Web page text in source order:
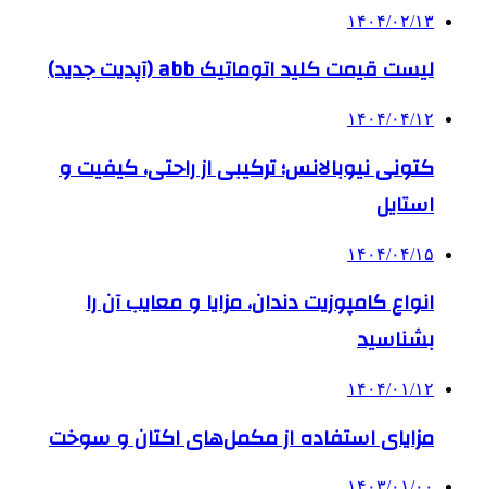
۱۴۰۴/۰۲/۱۳
لیست قیمت کلید اتوماتیک abb (آپدیت جدید)
۱۴۰۴/۰۴/۱۲
کتونی نیوبالانس؛ ترکیبی از راحتی، کیفیت و
استایل
۱۴۰۴/۰۴/۱۵
انواع کامپوزیت دندان، مزایا و معایب آن را
بشناسید
۱۴۰۴/۰۱/۱۲
مزایای استفاده از مکمل‌های اکتان و سوخت